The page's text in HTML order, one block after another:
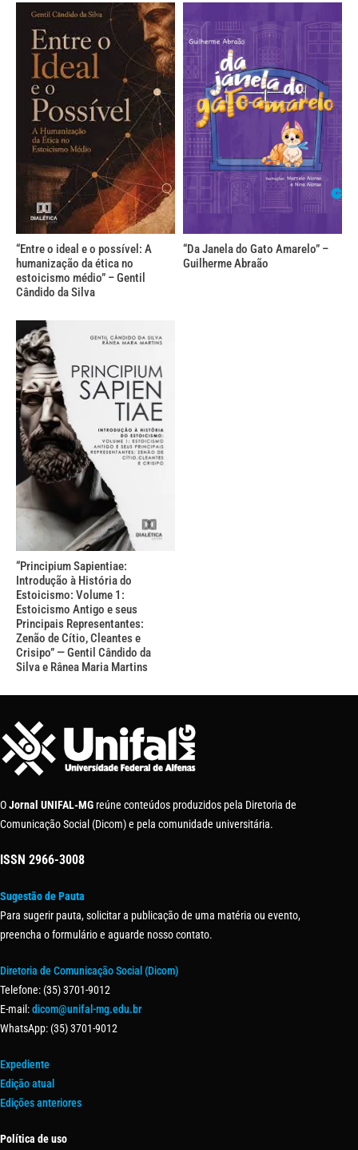
“Entre o ideal e o possível: A
humanização da ética no
estoicismo médio” – Gentil
Cândido da Silva
“Da Janela do Gato Amarelo” –
Guilherme Abraão
“Principium Sapientiae:
Introdução à História do
Estoicismo: Volume 1:
Estoicismo Antigo e seus
Principais Representantes:
Zenão de Cítio, Cleantes e
Crisipo” — Gentil Cândido da
Silva e Rânea Maria Martins
OJornal UNIFAL-MG reúne conteúdos produzidos pela Diretoria de
Comunicação Social (Dicom) e pela comunidade universitária.
ISSN 2966-3008
Sugestão de Pauta
Para sugerir pauta, solicitar a publicação de uma matéria ou evento,
preencha o formulário e aguarde nosso contato.
Diretoria de Comunicação Social (Dicom)
Telefone: (35) 3701-9012
E-mail:dicom@unifal-mg.edu.br
WhatsApp: (35) 3701-9012
Expediente
Edição atual
Edições anteriores
Política de uso